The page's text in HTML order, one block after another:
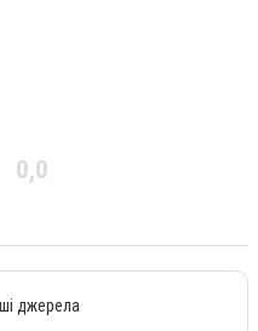
0,0
джерела